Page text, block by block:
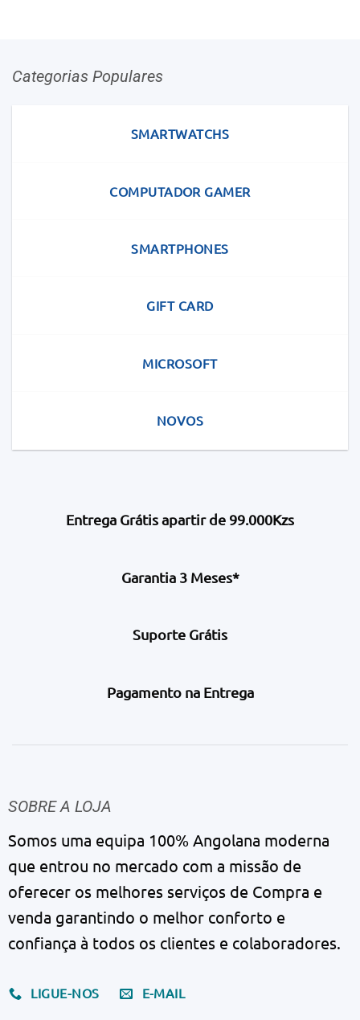
Categorias Populares
SMARTWATCHS
COMPUTADOR GAMER
SMARTPHONES
GIFT CARD
MICROSOFT
NOVOS
Entrega Grátis apartir de 99.000Kzs
Garantia 3 Meses*
Suporte Grátis
Pagamento na Entrega
SOBRE A LOJA
Somos uma equipa 100% Angolana moderna
que entrou no mercado com a missão de
oferecer os melhores serviços de Compra e
venda garantindo o melhor conforto e
confiança à todos os clientes e colaboradores.
LIGUE-NOS E-MAIL